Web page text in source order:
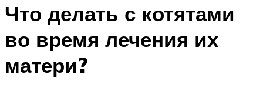
Что делать с котятами
во время лечения их
матери?